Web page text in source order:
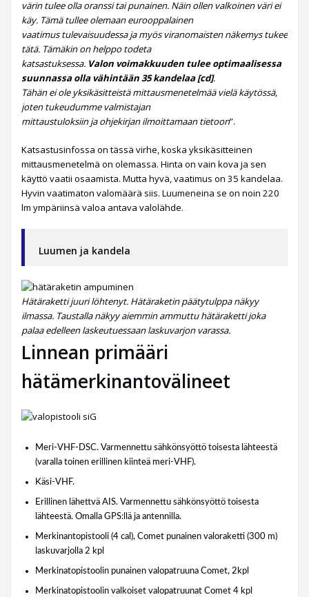
värin tulee olla oranssi tai punainen. Näin ollen valkoinen väri ei
käy. Tämä tullee olemaan eurooppalainen
vaatimus tulevaisuudessa ja myös viranomaisten näkemys tukee
tätä. Tämäkin on helppo todeta
katsastuksessa. Valon voimakkuuden tulee optimaalisessa
suunnassa olla vähintään 35 kandelaa [cd].
Tähän ei ole yksikäsitteistä mittausmenetelmää vielä käytössä,
joten tukeudumme valmistajan
mittaustuloksiin ja ohjekirjan ilmoittamaan tietoon”.
Katsastusinfossa on tässä virhe, koska yksikäsitteinen
mittausmenetelmä on olemassa. Hinta on vain kova ja sen
käyttö vaatii osaamista. Mutta hyvä, vaatimus on 35 kandelaa.
Hyvin vaatimaton valomäärä siis. Luumeneina se on noin 220
lm ympäriinsä valoa antava valolähde.
Luumen ja kandela
Hätäraketti juuri löhtenyt. Hätäraketin päätytulppa näkyy
ilmassa. Taustalla näkyy aiemmin ammuttu hätäraketti joka
palaa edelleen laskeutuessaan laskuvarjon varassa.
Linnean primääri
hätämerkinantovälineet
Meri-VHF-DSC. Varmennettu sähkönsyöttö toisesta lähteestä
(varalla toinen erillinen kiinteä meri-VHF).
Käsi-VHF.
Erillinen lähettvä AIS. Varmennettu sähkönsyöttö toisesta
lähteestä. Omalla GPS:llä ja antennilla.
Merkinantopistooli (4 cal), Comet punainen valoraketti (300 m)
laskuvarjolla 2 kpl
Merkinatopistoolin punainen valopatruuna Comet, 2kpl
Merkinatopistoolin valkoiset valopatruunat Comet 4 kpl